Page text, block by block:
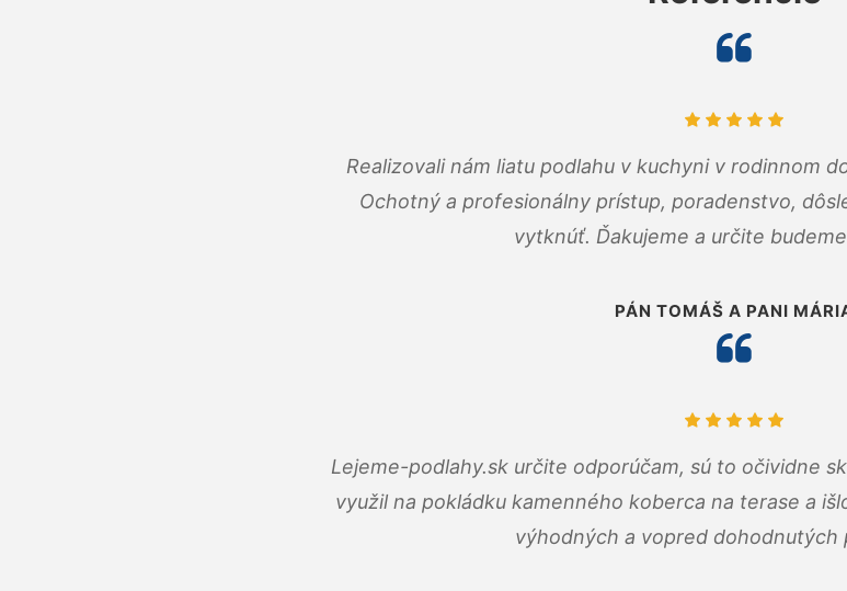
Realizovali nám liatu podlahu v kuchyni v rodinnom
Ochotný a profesionálny prístup, poradenstvo,
vytknúť. Ďakujeme a určite
PÁN TOMÁŠ A PANI
Lejeme-podlahy.sk určite odporúčam, sú to očividne
využil na pokládku kamenného koberca na terase a
výhodných a vopred dohodnutých